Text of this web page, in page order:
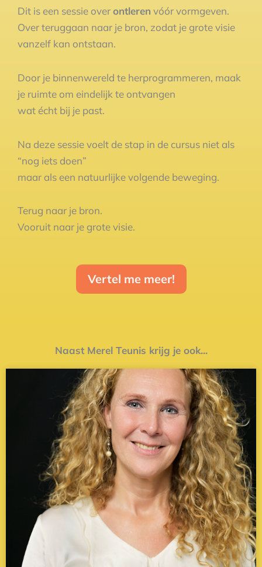
Dit is een sessie overontleren vóór vormgeven.
Over teruggaan naar je bron, zodat je grote visie
vanzelf kan ontstaan.
Door je binnenwereld te herprogrammeren, maak
je ruimte om eindelijk te ontvangen
wat écht bij je past.
Na deze sessie voelt de stap in de cursus niet als
“nog iets doen”
maar als een natuurlijke volgende beweging.
Terug naar je bron.
Vooruit naar je grote visie.
Vertel me meer!
Naast Merel Teunis krijg je ook...